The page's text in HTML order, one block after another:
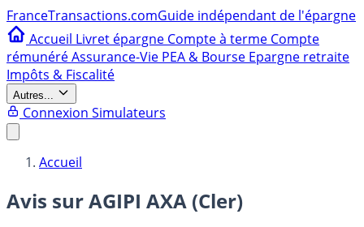
FranceTransactions.comGuide indépendant de l'épargne
Accueil Livret épargne Compte à terme Compte
rémunéréAssurance-Vie PEA & Bourse Epargne retraite
Impôts & Fiscalité
Autres...
Connexion Simulateurs
Accueil
Avis sur AGIPI AXA (Cler)